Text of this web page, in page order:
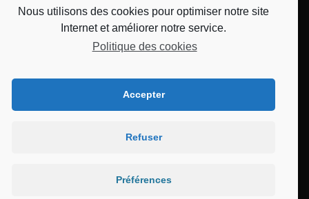
Horaires d’ouverture
Du lundi au vendredi de 14h à 18h et le mercredi de 10h à
Bienvenue au CSC
Nous utilisons des cookies pour optimiser notre site
Internet et améliorer notre service.
Politique des cookies
Accepter
Refuser
Préférences